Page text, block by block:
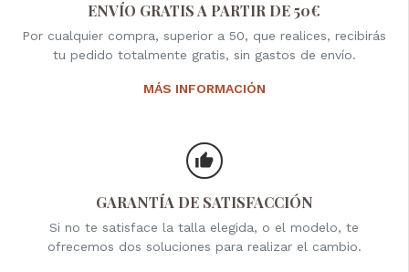
ENVÍO GRATIS A PARTIR DE 50€
Por cualquier compra, superior a 50, que realices, recibirás
tu pedido totalmente gratis, sin gastos de envío.
MÁS INFORMACIÓN
GARANTÍA DE SATISFACCIÓN
Si no te satisface la talla elegida, o el modelo, te
ofrecemos dos soluciones para realizar el cambio.